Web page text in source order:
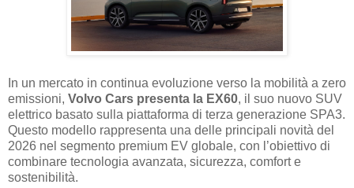
In un mercato in continua evoluzione verso la mobilità a zero
emissioni, Volvo Cars presenta la EX60, il suo nuovo SUV
elettrico basato sulla piattaforma di terza generazione SPA3.
Questo modello rappresenta una delle principali novità del
2026 nel segmento premium EV globale, con l’obiettivo di
combinare tecnologia avanzata, sicurezza, comfort e
sostenibilità.